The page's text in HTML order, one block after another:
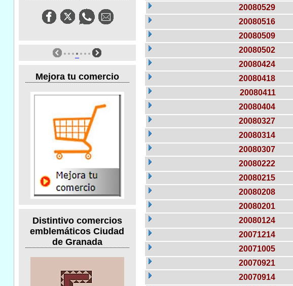
Mejora tu comercio
Distintivo comercios
emblemáticos Ciudad
de Granada
20080529
20080516
20080509
20080502
20080424
20080418
20080411
20080404
20080327
20080314
20080307
20080222
20080215
20080208
20080201
20080124
20071214
20071005
20070921
20070914